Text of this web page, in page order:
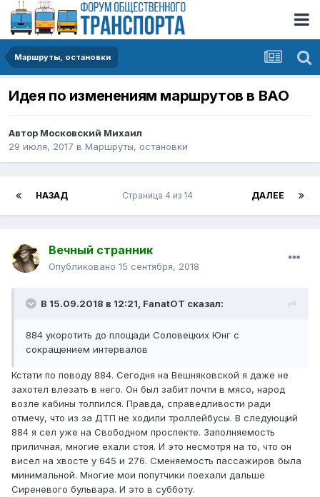
Маршруты, остановки
Идея по изменениям маршрутов в ВАО
Автор Московский Михаил
29 июля, 2017 в Маршруты, остановки
НАЗАД ДАЛЕЕ
Страница 4 из 14
Вечный странник
Опубликовано 15 сентября, 2018
В 15.09.2018 в 12:21, FanatOT сказал:
884 укоротить до площади Соловецких Юнг с
сокращением интервалов
Кстати по поводу 884. Сегодня на Вешняковской я даже не
захотел влезать в него. Он был забит почти в мясо, народ
возле кабины толпился. Правда, справедливости ради
отмечу, что из за ДТП не ходили троллейбусы. В следующий
884 я сел уже на Свободном проспекте. Заполняемость
приличная, многие ехали стоя. И это несмотря на то, что он
висел на хвосте у 645 и 276. Сменяемость пассажиров была
минимальной. Многие мои попутчики поехали дальше
Сиреневого бульвара. И это в субботу.